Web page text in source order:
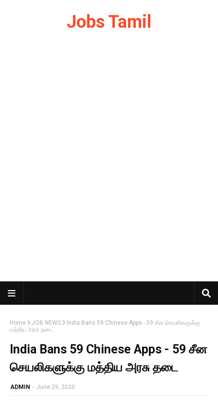
Jobs Tamil
Home JOB NEWS
India Bans 59 Chinese Apps - 59 சீன செயலிகளுக்கு
மத்திய அரசு தடை
India Bans 59 Chinese Apps - 59 சீன
செயலிகளுக்கு மத்திய அரசு தடை
ADMIN - June 29, 2020